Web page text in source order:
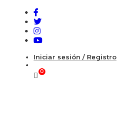
Iniciar sesión / Registro